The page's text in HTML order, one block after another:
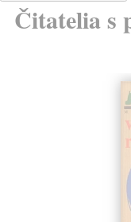
Čitatelia s